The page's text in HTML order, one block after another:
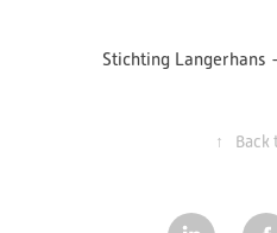
Stichting Langerhans
↑ Back